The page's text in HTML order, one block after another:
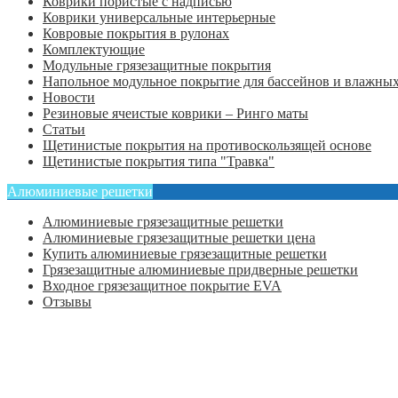
Коврики универсальные интерьерные
Ковровые покрытия в рулонах
Комплектующие
Модульные грязезащитные покрытия
Напольное модульное покрытие для бассейнов и
Новости
Резиновые ячеистые коврики – Ринго маты
Статьи
Щетинистые покрытия на противоскользящей основе
Щетинистые покрытия типа "Травка"
Алюминиевые решетки
Алюминиевые грязезащитные решетки
Алюминиевые грязезащитные решетки цена
Купить алюминиевые грязезащитные решетки
Грязезащитные алюминиевые придверные решетки
Входное грязезащитное покрытие EVA
Отзывы